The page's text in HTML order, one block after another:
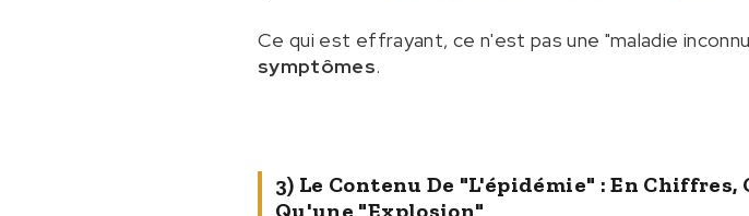
Ce qui est effrayant, ce n'est pas une "maladie
symptômes.
3) Le Contenu De "l'épidémie" : En
Qu'une "explosion"